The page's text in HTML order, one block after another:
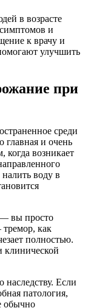
в возрасте
и
к врачу и
улучшить
при
среди
главная и очень
когда возникает
воду в
— вы просто
как
полностью.
клинической
наследству. Если
патология,
обычно